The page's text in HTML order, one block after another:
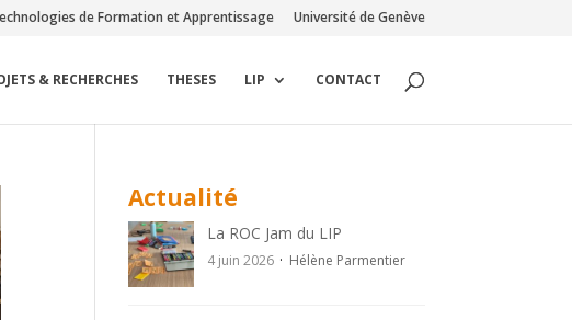
de Formation et Apprentissage Université de Genève
& RECHERCHES THESES LIP CONTACT
Actualité
La ROC Jam du LIP
4 juin 2026 Hélène Parmentier